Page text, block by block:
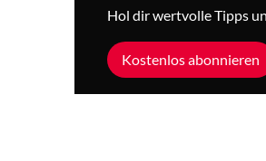
Hol dir wertvolle Tipps
Kostenlos abonnieren